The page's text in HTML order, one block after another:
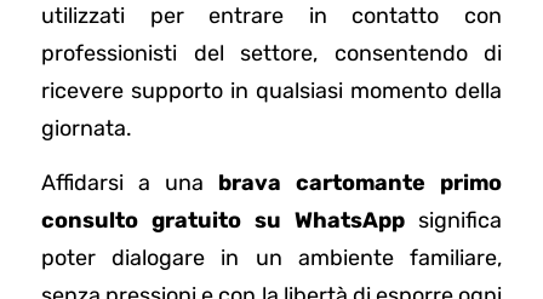
utilizzati per entrare in contatto con
professionisti del settore, consentendo di
ricevere supporto in qualsiasi momento della
giornata.
Affidarsi a una brava cartomante primo
consulto gratuito su WhatsApp significa
poter dialogare in un ambiente familiare,